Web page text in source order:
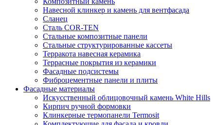
Навесной клинкер и камень для вентфасада
Сланец
Сталь COR-TEN
Стальные композитные панели
Стальные структурированные кассеты
Терракота навесная керамика
Террасные покрытия из керамики
Фасадные подсистемы
Фиброцементные панели и плиты
Фасадные материалы
Искусственный облицовочный камень White Hills
Кирпич ручной формовки
Клинкерные термопанели Termosit